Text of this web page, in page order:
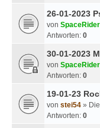
26-01-2023
von SpaceRider
Antworten: 0
30-01-2023
von SpaceRider
Antworten: 0
19-01-23
von stei54 »
Antworten: 0